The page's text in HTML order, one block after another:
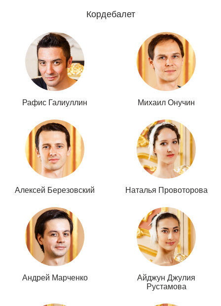
Кордебалет
Рафис Галиуллин Михаил Онучин
Алексей Березовский Наталья Провоторова
Андрей Марченко
Айджун Джулия
Рустамова